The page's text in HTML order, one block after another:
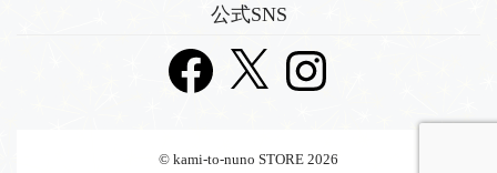
公式SNS
Facebook Instagram
© kami-to-nuno STORE 2026